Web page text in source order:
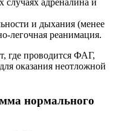
случаях адреналина и
и дыхания (менее
легочная реанимация.
где проводится ФАГ,
оказания неотложной
нормального